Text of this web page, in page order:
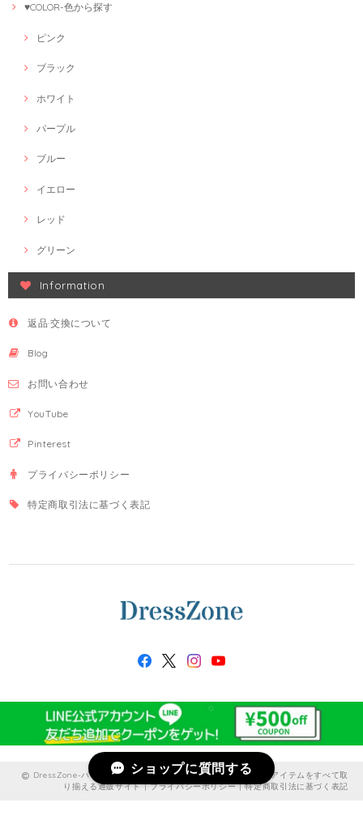
♥COLOR-色から探す
ピンク
ブラック
ホワイト
パープル
ブルー
イエロー
レッド
グリーン
Information
返品·交換について
Blog
お問い合わせ
YouTube
Pinterest
プライバシーポリシー
特定商取引法に基づく表記
DressZone-パーティードレス、プライベート、出勤服などのアイテムをすべて取
り揃える通販サイト |プライバシーポリシー|特定商取引法に基づく表記
ショップに質問する